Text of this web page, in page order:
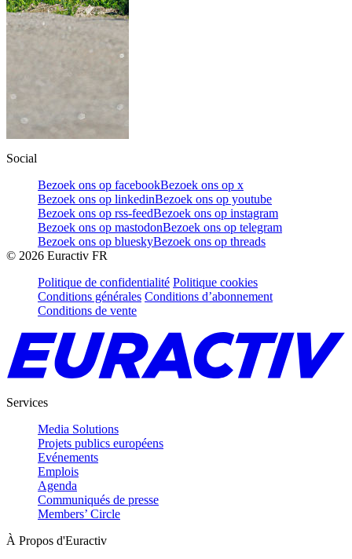
Social
Bezoek ons op facebookBezoek ons op x
Bezoek ons op linkedinBezoek ons op youtube
Bezoek ons op rss-feedBezoek ons op instagram
Bezoek ons op mastodonBezoek ons op telegram
Bezoek ons op blueskyBezoek ons op threads
© 2026 Euractiv FR
Politique de confidentialité Politique cookies
Conditions générales Conditions d’abonnement
Conditions de vente
Services
Media Solutions
Projets publics européens
Evénements
Emplois
Agenda
Communiqués de presse
Members’ Circle
À Propos d'Euractiv